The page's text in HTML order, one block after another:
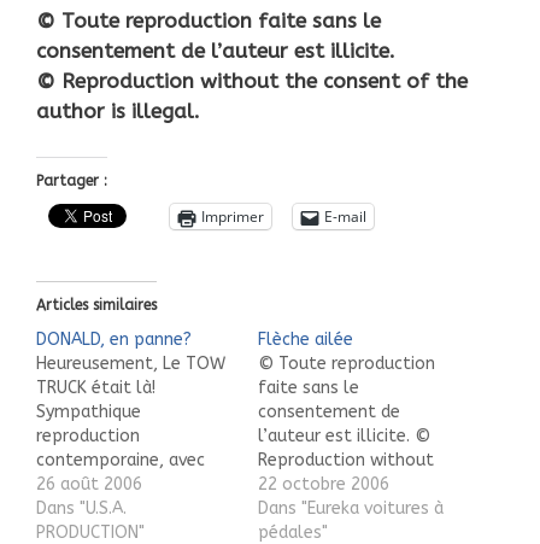
© Toute reproduction faite sans le
consentement de l’auteur est illicite.
© Reproduction without the consent of the
author is illegal.
Partager :
Imprimer E-mail
Articles similaires
DONALD, en panne?
Heureusement, Le TOW
TRUCK était là!
Sympathique
reproduction
contemporaine, avec
grue, treuil et crochet
fonctionnants. Agrandir
l'image © Toute
26 août 2006
Dans "U.S.A.
PRODUCTION"
Flèche ailée
© Toute reproduction
faite sans le
consentement de
l’auteur est illicite. ©
Reproduction without
the consent of the
author is illegal.
22 octobre 2006
Dans "Eureka voitures à
pédales"